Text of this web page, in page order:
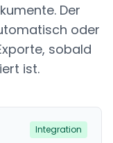
Der
oder
sobald
ist.
Integration